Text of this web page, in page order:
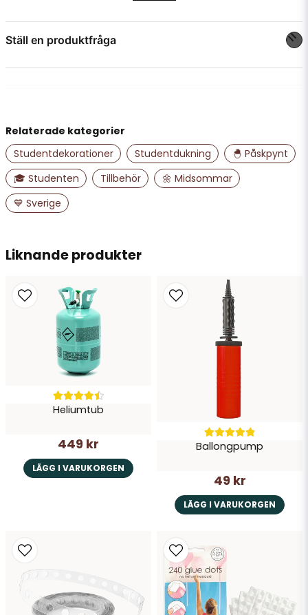
Ställ en produktfråga
name
Namn
email
Mejladress
Liknande produkter
Heliumtub
449 kr
LÄGG I VARUKORGEN
Ballongpump
49 kr
LÄGG I VARUKORGEN
Relaterade kategorier
Studentdekorationer
Studentdukning
🐣 Påskpynt
🎓 Studenten
Tillbehör
🌼 Midsommar
💙 Sverige